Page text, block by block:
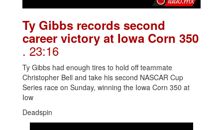
Ty Gibbs records second
career victory at Iowa Corn 350
. 23:16
Ty Gibbs had enough tires to hold off teammate
Christopher Bell and take his second NASCAR Cup
Series race on Sunday, winning the Iowa Corn 350 at
Iow
Deadspin